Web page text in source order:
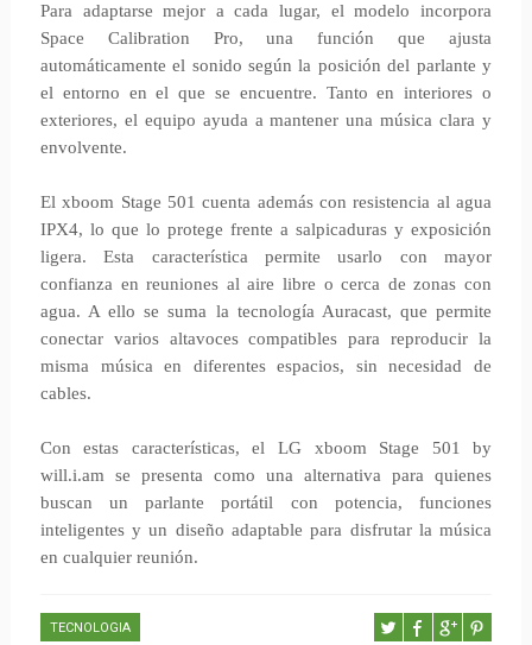
Para adaptarse mejor a cada lugar, el modelo incorpora
Space Calibration Pro, una función que ajusta
automáticamente el sonido según la posición del parlante y
el entorno en el que se encuentre. Tanto en interiores o
exteriores, el equipo ayuda a mantener una música clara y
envolvente.
El xboom Stage 501 cuenta además con resistencia al agua
IPX4, lo que lo protege frente a salpicaduras y exposición
ligera. Esta característica permite usarlo con mayor
confianza en reuniones al aire libre o cerca de zonas con
agua. A ello se suma la tecnología Auracast, que permite
conectar varios altavoces compatibles para reproducir la
misma música en diferentes espacios, sin necesidad de
cables.
Con estas características, el LG xboom Stage 501 by
will.i.am se presenta como una alternativa para quienes
buscan un parlante portátil con potencia, funciones
inteligentes y un diseño adaptable para disfrutar la música
en cualquier reunión.
TECNOLOGIA